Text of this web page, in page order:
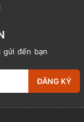
gửi đến bạn
ĐĂNG KÝ